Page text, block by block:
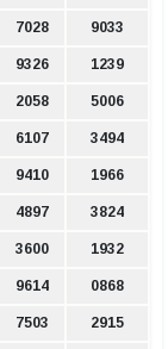
7028 9033
9326 1239
2058 5006
6107 3494
9410 1966
4897 3824
3600 1932
9614 0868
7503 2915